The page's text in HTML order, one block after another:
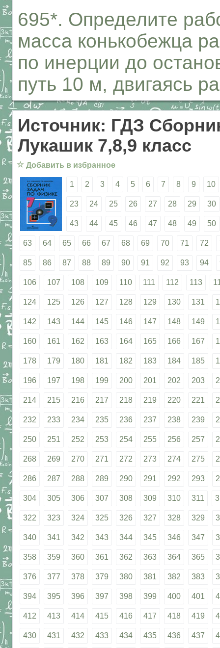
695*. Определите
масса конькобежца
по инерции до
путь 10 м, двигаясь
Источник: ГДЗ
Лукашик 7,8,9 класс
☆ Добавить в избранное
1 2 3 4 5 6 7 8 9 10
23 24 25 26 27 28 29 30
43 44 45 46 47 48 49 50
63 64 65 66 67 68 69 70 71 72
85 86 87 88 89 90 91 92 93 94
106 107 108 109 110 111 112 113
124 125 126 127 128 129 130 131
142 143 144 145 146 147 148 149
160 161 162 163 164 165 166 167
178 179 180 181 182 183 184 185
196 197 198 199 200 201 202 203
214 215 216 217 218 219 220 221
232 233 234 235 236 237 238 239
250 251 252 253 254 255 256 257
268 269 270 271 272 273 274 275
286 287 288 289 290 291 292 293
304 305 306 307 308 309 310 311
322 323 324 325 326 327 328 329
340 341 342 343 344 345 346 347
358 359 360 361 362 363 364 365
376 377 378 379 380 381 382 383
394 395 396 397 398 399 400 401
412 413 414 415 416 417 418 419
430 431 432 433 434 435 436 437